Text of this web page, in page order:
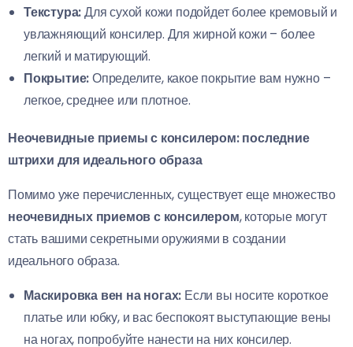
Текстура:Для сухой кожи подойдет более кремовый и
увлажняющий консилер. Для жирной кожи – более
легкий и матирующий.
Покрытие:Определите, какое покрытие вам нужно –
легкое, среднее или плотное.
Неочевидные приемы с консилером: последние
штрихи для идеального образа
Помимо уже перечисленных, существует еще множество
неочевидных приемов с консилером, которые могут
стать вашими секретными оружиями в создании
идеального образа.
Маскировка вен на ногах: Если вы носите короткое
платье или юбку, и вас беспокоят выступающие вены
на ногах, попробуйте нанести на них консилер.